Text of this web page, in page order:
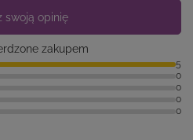
swoją opinię
zakupem
5
0
0
0
0